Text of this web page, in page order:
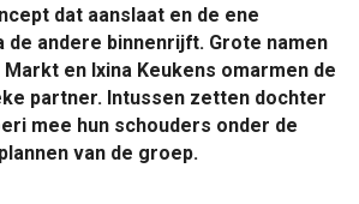
dat aanslaat en de ene
de andere binnenrijft. Grote namen
en Ixina Keukens omarmen de
partner. Intussen zetten dochter
mee hun schouders onder de
van de groep.